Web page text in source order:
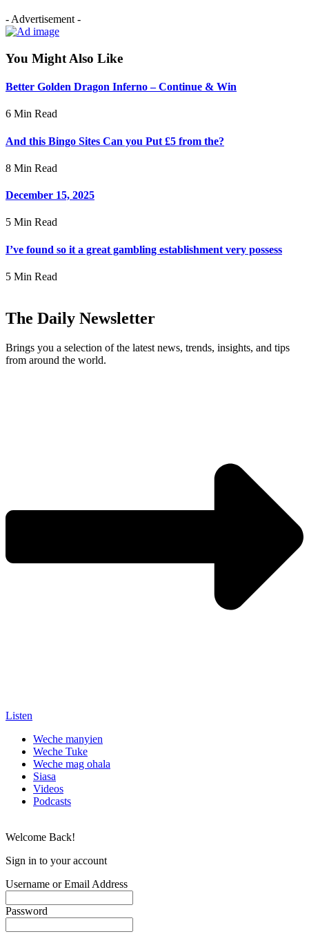
- Advertisement -
You Might Also Like
Better Golden Dragon Inferno – Continue & Win
6 Min Read
And this Bingo Sites Can you Put £5 from the?
8 Min Read
December 15, 2025
5 Min Read
I’ve found so it a great gambling establishment very possess
5 Min Read
The Daily Newsletter
Brings you a selection of the latest news, trends, insights, and tips
from around the world.
Listen
Weche manyien
Weche Tuke
Weche mag ohala
Siasa
Videos
Podcasts
Welcome Back!
Sign in to your account
Username or Email Address
Password